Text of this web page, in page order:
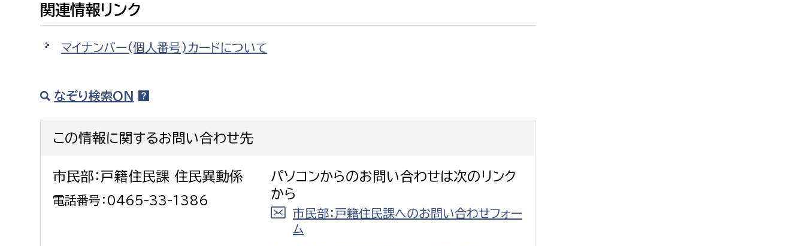
関連情報リンク
マイナンバー(個人番号)カードについて
なぞり検索ON
この情報に関するお問い合わせ先
市民部：戸籍住民課 住民異動係
電話番号：0465-33-1386
パソコンからのお問い合わせは次のリンク
から
市民部：戸籍住民課へのお問い合わせフォー
ム